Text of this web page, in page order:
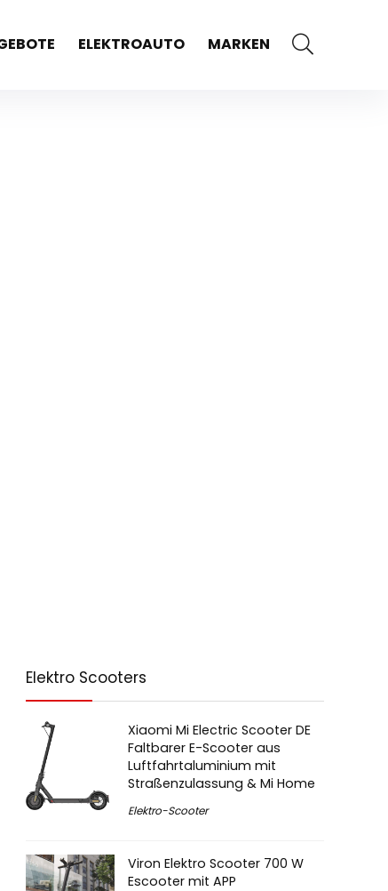
ELEKTROAUTO MARKEN
Elektro Scooters
Xiaomi Mi Electric Scooter DE
Faltbarer E-Scooter aus
Luftfahrtaluminium mit
Straßenzulassung & Mi Home
Elektro-Scooter
Viron Elektro Scooter 700 W
Escooter mit APP